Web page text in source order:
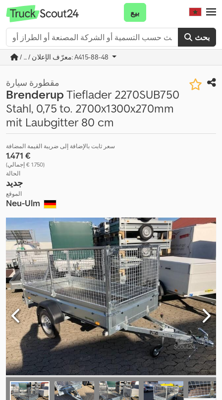
بحث
بيع
/ ... / معرّف الإعلان: A415-88-48
مقطورة سيارة
BrenderupTieflader 2270SUB750
Stahl, 0,75 to. 2700x1300x270mm
mit Laubgitter 80 cm
سعر ثابت بالإضافة إلى ضريبة القيمة المضافة
‏1.471 €
(‏1.750 € إجمالي)
الحالة
جديد
الموقع
Neu-Ulm